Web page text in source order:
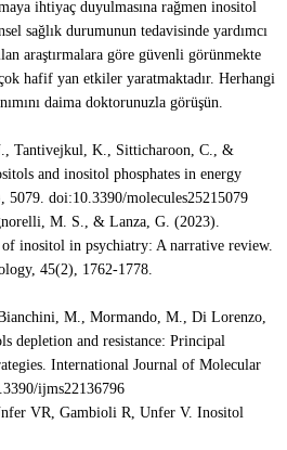
ihtiyaç duyulmasına rağmen inositol
sağlık durumunun tedavisinde yardımcı
araştırmalara göre güvenli görünmekte
hafif yan etkiler yaratmaktadır. Herhangi
daima doktorunuzla görüşün.
Tantivejkul, K., Sitticharoon, C., &
and inositol phosphates in energy
5079. doi:10.3390/molecules25215079
M. S., & Lanza, G. (2023).
inositol in psychiatry: A narrative review.
45(2), 1762-1778.
M., Mormando, M., Di Lorenzo,
depletion and resistance: Principal
International Journal of Molecular
ijms22136796
VR, Gambioli R, Unfer V. Inositol